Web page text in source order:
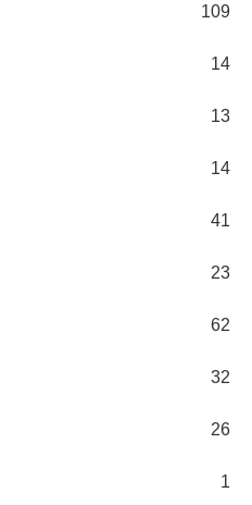
109
14
13
14
41
23
62
32
26
1